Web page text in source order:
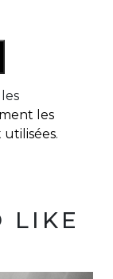
les
utilisées.
LIKE